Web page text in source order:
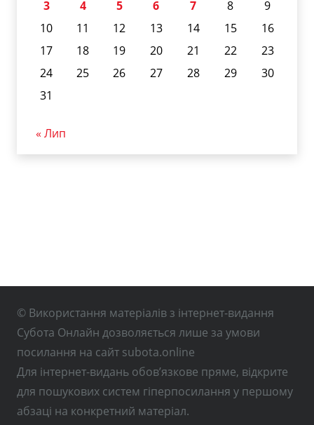
3
4 5 6 7 8
9
10
11 12 13 14 15
16
17
18 19 20 21 22
23
24
25 26 27 28 29
30
31
« Лип
© Використання матеріалів з інтернет-видання
Субота Онлайн дозволяється лише за умови
посилання на сайт subota.online
Для інтернет-видань обов’язкове пряме, відкрите
для пошукових систем гіперпосилання у першому
абзаці на конкретний матеріал.